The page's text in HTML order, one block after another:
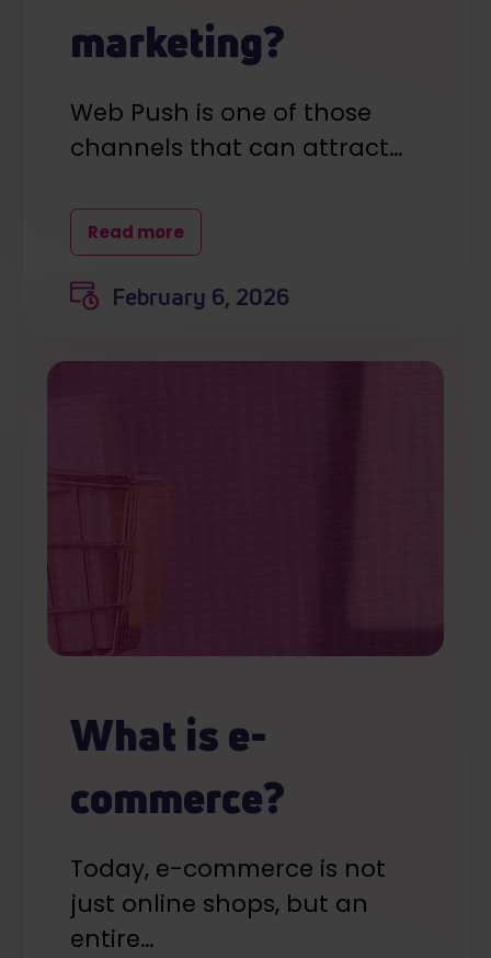
marketing?
Web Push is one of those
channels that can attract…
Read more
February 6, 2026
What is e-
commerce?
Today, e-commerce is not
just online shops, but an
entire…